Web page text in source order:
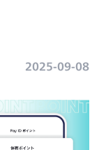
2025-09-08